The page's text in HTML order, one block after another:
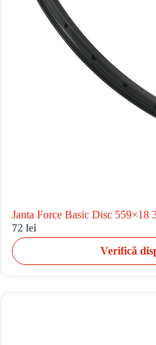
Janta Force Basic Disc 559×18
72 lei
Verifică